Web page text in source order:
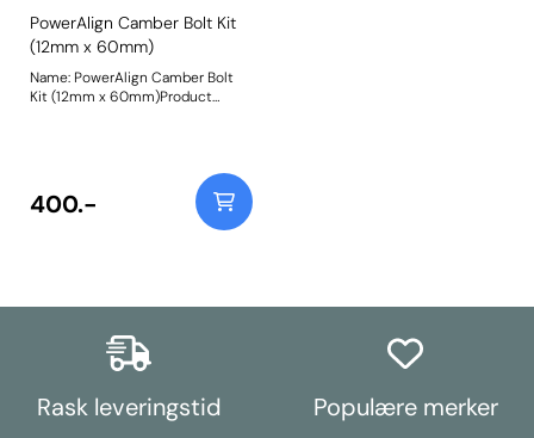
PowerAlign Camber Bolt Kit
(12mm x 60mm)
Name: PowerAlign Camber Bolt
Kit (12mm x 60mm)Product
two-bolt fixing to the knuckle,
one positioned above the other,
allowing up to +/- 1.75 degrees of
adjustment. This kit contains 2
that you can make pit garage
using PowerAlign Camber Bolts.
Bush Size: M12 x 60mmWeight:
400.-
Rask leveringstid Populære merker